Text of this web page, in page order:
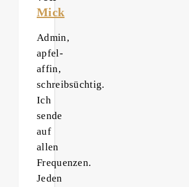
Mick
Admin,
apfel-
affin,
schreibsüchtig.
Ich
sende
auf
allen
Frequenzen.
Jeden